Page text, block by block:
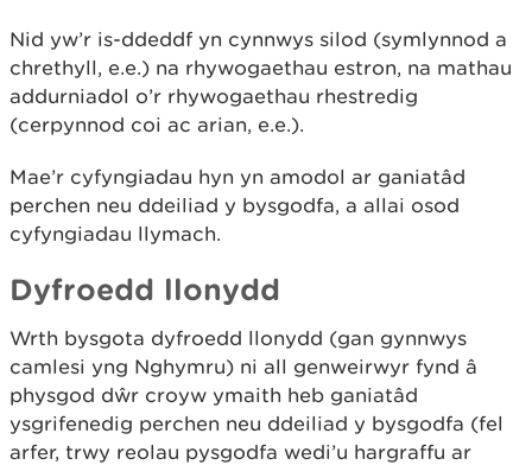
Nid yw’r is-ddeddf yn cynnwys silod (symlynnod a
chrethyll, e.e.) na rhywogaethau estron, na mathau
addurniadol o’r rhywogaethau rhestredig
(cerpynnod coi ac arian, e.e.).
Mae’r cyfyngiadau hyn yn amodol ar ganiatâd
perchen neu ddeiliad y bysgodfa, a allai osod
cyfyngiadau llymach.
Dyfroedd llonydd
Wrth bysgota dyfroedd llonydd (gan gynnwys
camlesi yng Nghymru) ni all genweirwyr fynd â
physgod dŵr croyw ymaith heb ganiatâd
ysgrifenedig perchen neu ddeiliad y bysgodfa (fel
arfer, trwy reolau pysgodfa wedi’u hargraffu ar